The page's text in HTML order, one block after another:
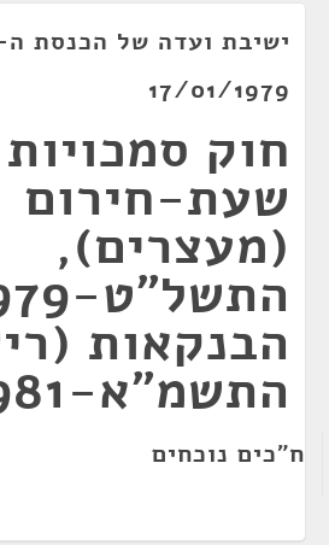
17/01/1979
חוק סמכויות
שעת-חירום
(מעצרים),
הבנקאות
התשמ"א-1981
ח"כים נוכחים